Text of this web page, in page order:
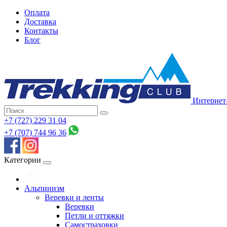
Оплата
Доставка
Контакты
Блог
+7 (727) 229 31 04
+7 (707) 744 96 36
Категории
Альпинизм
Веревки и ленты
Веревки
Петли и оттяжки
Самостраховки